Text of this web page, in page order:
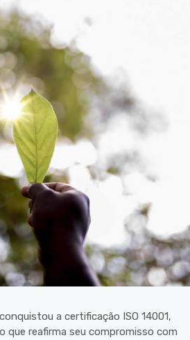
a certificação ISO 14001,
que reafirma seu compromisso com